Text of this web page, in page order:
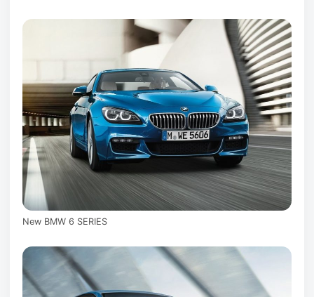
New BMW 6 SERIES